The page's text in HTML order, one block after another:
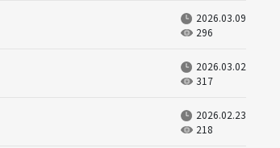
2026.03.09
296
2026.03.02
317
2026.02.23
218